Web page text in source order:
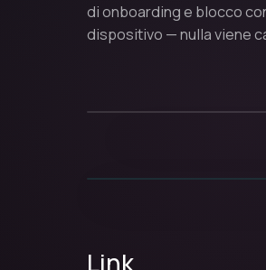
di onboarding e blocco
dispositivo — nulla viene
Link